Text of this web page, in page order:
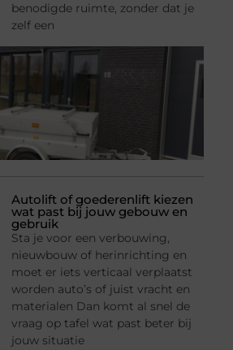
benodigde ruimte, zonder dat je
zelf een
Autolift of goederenlift kiezen
wat past bij jouw gebouw en
gebruik
Sta je voor een verbouwing,
nieuwbouw of herinrichting en
moet er iets verticaal verplaatst
worden auto’s of juist vracht en
materialen Dan komt al snel de
vraag op tafel wat past beter bij
jouw situatie